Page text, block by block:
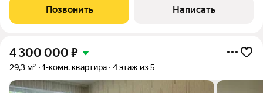
Заменены коммуникации: электрика, радиаторы отопления,
установлены магистральные
Позвонить Написать
4 300 000 ₽
29,3 м² 1-комн. квартира 4 этаж из 5